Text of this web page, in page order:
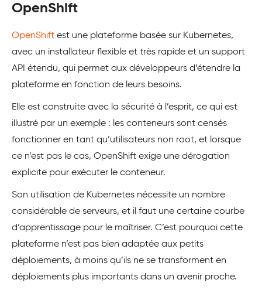
OpenShift
OpenShift est une plateforme basée sur Kubernetes,
avec un installateur flexible et très rapide et un support
API étendu, qui permet aux développeurs d’étendre la
plateforme en fonction de leurs besoins.
Elle est construite avec la sécurité à l’esprit, ce qui est
illustré par un exemple : les conteneurs sont censés
fonctionner en tant qu’utilisateurs non root, et lorsque
ce n’est pas le cas, OpenShift exige une dérogation
explicite pour exécuter le conteneur.
Son utilisation de Kubernetes nécessite un nombre
considérable de serveurs, et il faut une certaine courbe
d’apprentissage pour le maîtriser. C’est pourquoi cette
plateforme n’est pas bien adaptée aux petits
déploiements, à moins qu’ils ne se transforment en
déploiements plus importants dans un avenir proche.